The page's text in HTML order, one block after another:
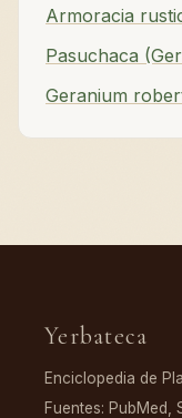
Armoracia
Pasuchaca
Geranium
Yerbateca
Enciclopedia de
Fuentes: PubMed,